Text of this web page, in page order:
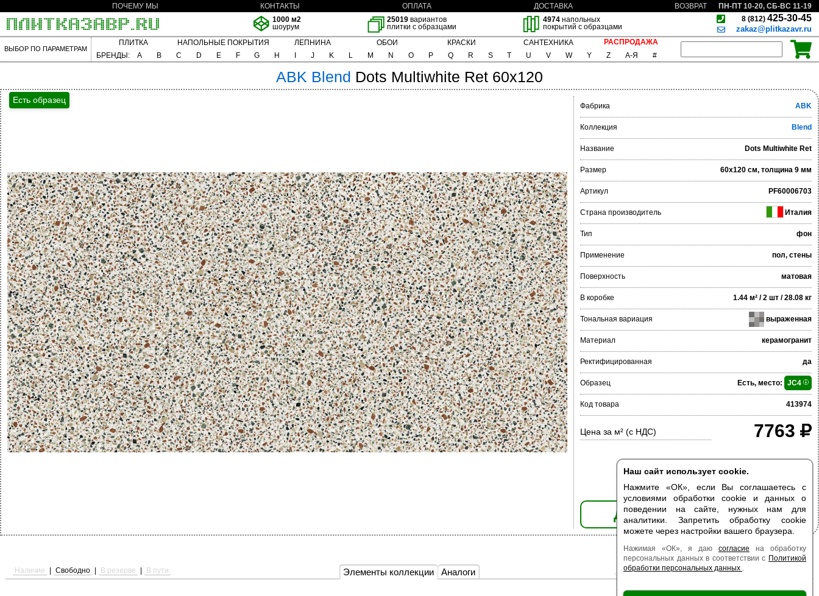
Наш сайт использует cookie.
Нажмите «ОК», если Вы соглашаетесь с
условиями обработки cookie и данных о
поведении на сайте, нужных нам для
аналитики. Запретить обработку cookie
можете через настройки вашего браузера.
Нажимая «ОК», я даю согласие на обработку
персональных данных в соответствии с Политикой
обработки персональных данных .
ПОЧЕМУ МЫ КОНТАКТЫ ОПЛАТА ДОСТАВКА ВОЗВРАТ
ПН-ПТ 10-20, СБ-ВС 11-19
1000 м2
шоурум
25019 вариантов
плитки с образцами
4974напольных
покрытий с образцами
8 (812) 425-30-45
zakaz@plitkazavr.ru
ВЫБОР ПО ПАРАМЕТРАМ
ПЛИТКА НАПОЛЬНЫЕ ПОКРЫТИЯ ЛЕПНИНА ОБОИ КРАСКИ САНТЕХНИКА
РАСПРОДАЖА
БРЕНДЫ:
A B C D E F G H J K L M N O P Q R S T U V W Y Z А-Я #
ABK Blend Dots Multiwhite Ret 60x120
Есть образец
Фабрика ABK
Коллекция Blend
Название Dots Multiwhite Ret
Размер 60x120 см, толщина 9 мм
Артикул PF60006703
Страна производитель Италия
Тип фон
Применение пол, стены
Поверхность матовая
В коробке 1.44 м² / 2 шт / 28.08 кг
Тональная вариация выраженная
Материал керамогранит
Ректифицированная да
Образец Есть, место: JC4
Код товара 413974
Цена за м² (с НДС) 7763
ДОБАВИТЬ В КОРЗИНУ
Элементы коллекции Аналоги
Наличие Свободно В резерве В пути Есть образец | Поверхность |